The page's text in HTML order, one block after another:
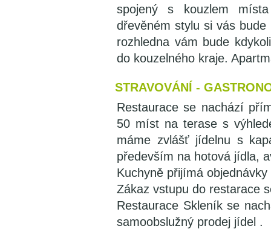
spojený s kouzlem
dřevěném stylu si vás
rozhledna vám bude
do kouzelného kraje.
STRAVOVÁNÍ -
Restaurace se nachází
50 míst na terase s
máme zvlášť jídelnu s
především na hotová jídla,
Kuchyně přijímá
Zákaz vstupu do restarace
Restaurace Skleník se
samoobslužný prodej jídel .